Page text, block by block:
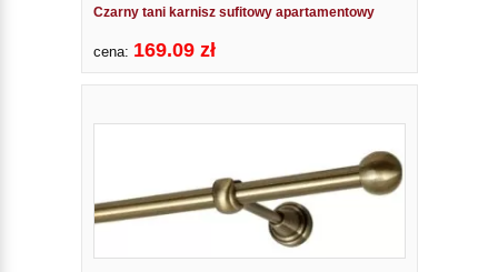
Czarny tani karnisz sufitowy apartamentowy
cena: 169.09 zł